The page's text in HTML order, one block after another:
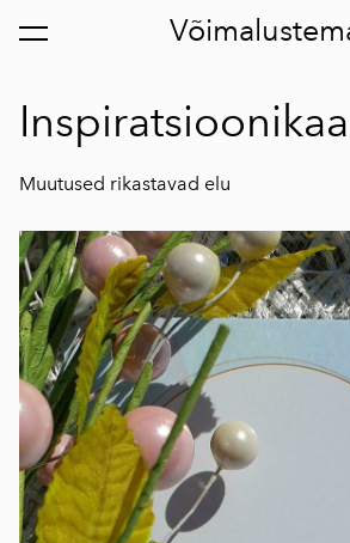
lisati ostukorvi. Vaata ostukorvi
Muutused rikastavad elu